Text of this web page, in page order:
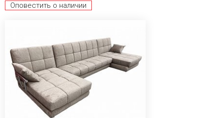
Оповестить о наличии